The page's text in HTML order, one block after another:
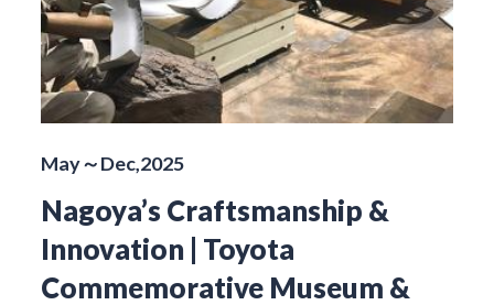
May～Dec,2025
Nagoya’s Craftsmanship &
Innovation | Toyota
Commemorative Museum &